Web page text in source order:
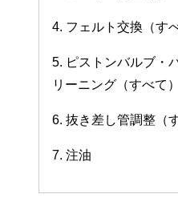
4. フェルト交換（す
5. ピストンバルブ・
リーニング（すべて）
6. 抜き差し管調整（
7. 注油